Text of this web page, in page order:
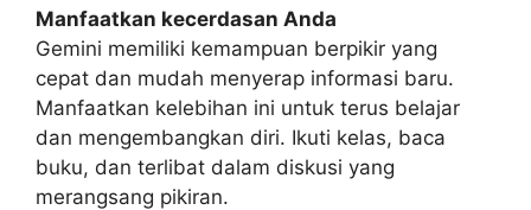
Manfaatkan kecerdasan Anda
Gemini memiliki kemampuan berpikir yang
cepat dan mudah menyerap informasi baru.
Manfaatkan kelebihan ini untuk terus belajar
dan mengembangkan diri. Ikuti kelas, baca
buku, dan terlibat dalam diskusi yang
merangsang pikiran.